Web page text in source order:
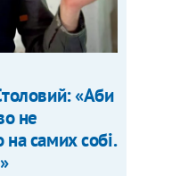
«Аби
не
самих собі.